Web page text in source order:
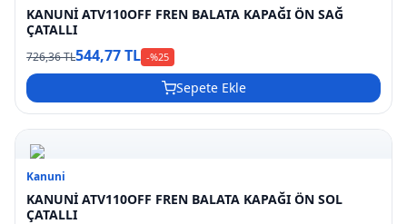
KANUNİ ATV110OFF FREN BALATA KAPAĞI ÖN SAĞ
ÇATALLI
726,36 TL544,77 TL -%25
Sepete Ekle
Kanuni
KANUNİ ATV110OFF FREN BALATA KAPAĞI ÖN SOL
ÇATALLI